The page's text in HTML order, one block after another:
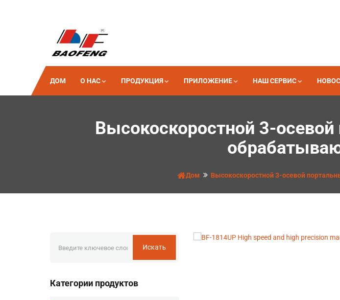
ДОМ О НАС ПРОДУКЦИЯ ПРИЛОЖЕНИЕ НАШ СЕРВИС
Высокоскоростной 3-
Дом Высокоскоростной 3-осевой
Искать
Категории продуктов